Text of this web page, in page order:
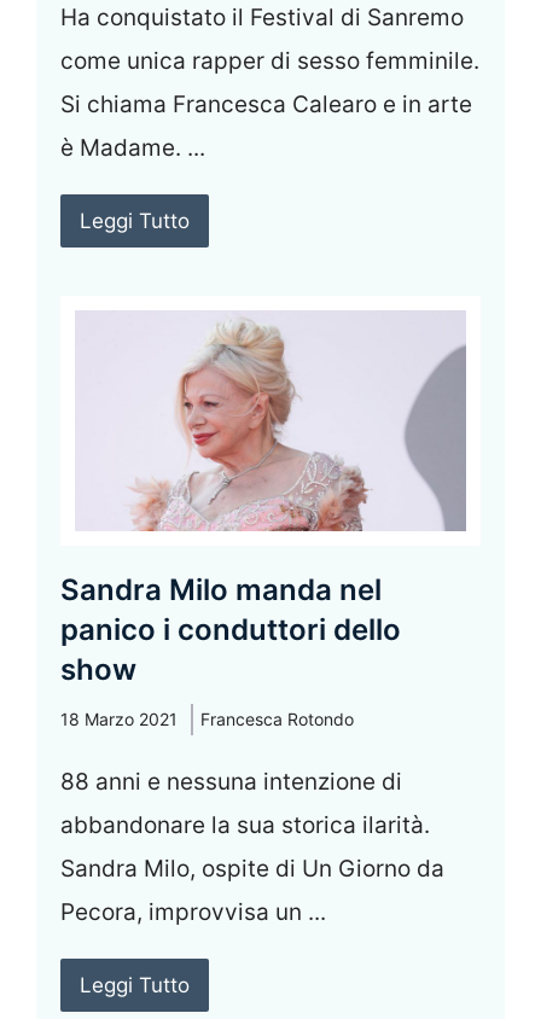
Ha conquistato il Festival di Sanremo
come unica rapper di sesso femminile.
Si chiama Francesca Calearo e in arte
è Madame. ...
Leggi Tutto
Sandra Milo manda nel
panico i conduttori dello
show
18 Marzo 2021 Francesca Rotondo
88 anni e nessuna intenzione di
abbandonare la sua storica ilarità.
Sandra Milo, ospite di Un Giorno da
Pecora, improvvisa un ...
Leggi Tutto